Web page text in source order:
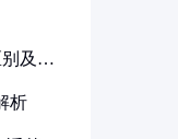
及其
析